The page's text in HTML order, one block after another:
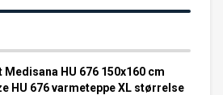
HU 676 150x160 cm
HU 676 varmeteppe XL størrelse